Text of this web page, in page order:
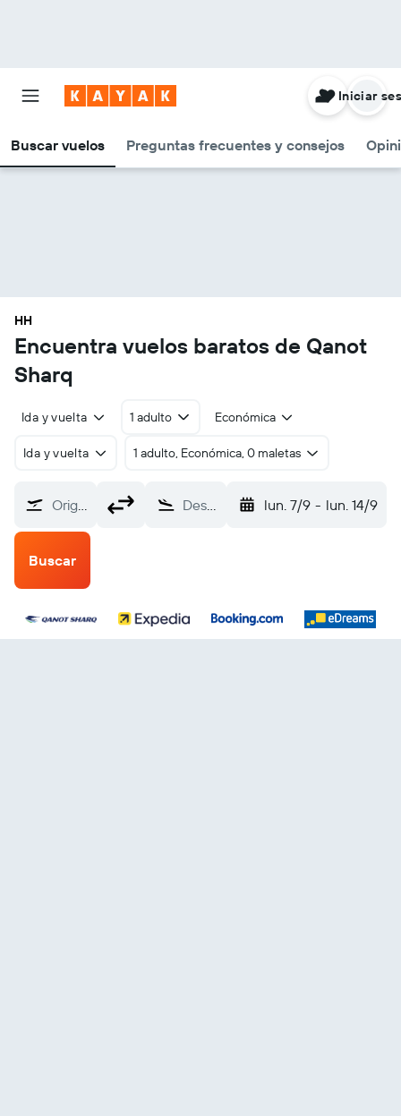
Buscar vuelos Preguntas frecuentes y consejos
Iniciar
HH
Encuentra vuelos baratos de Qanot
Sharq
Ida y vuelta 1 adulto Económica
Ida y vuelta 1 adulto, Económica, 0 maletas
Origen Destino lun. 7/9 - lun. 14/9
Buscar